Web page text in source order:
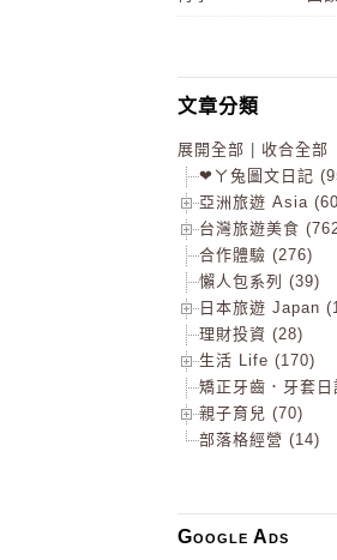
文章分類
展開全部
收合全部
❤ㄚ兔圖文日記
亞洲旅遊 Asia
台灣旅遊美食
合作體驗 (276)
懶人包系列 (39)
日本旅遊 Japan
理財投資 (28)
生活 Life (170)
矯正牙齒．牙套
親子育兒 (70)
部落格經營 (14)
Google Ads